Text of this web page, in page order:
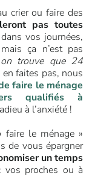
crier ou faire des
pas toutes
vos journées,
ça n’est pas
trouve que 24
faites pas, nous
faire le ménage
qualifiés à
à l’anxiété !
faire le ménage »
de vous épargner
un temps
vos proches ou à